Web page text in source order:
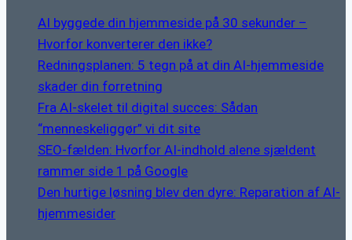
AI byggede din hjemmeside på 30 sekunder –
Hvorfor konverterer den ikke?
Redningsplanen: 5 tegn på at din AI-hjemmeside
skader din forretning
Fra AI-skelet til digital succes: Sådan
“menneskeliggør” vi dit site
SEO-fælden: Hvorfor AI-indhold alene sjældent
rammer side 1 på Google
Den hurtige løsning blev den dyre: Reparation af AI-
hjemmesider